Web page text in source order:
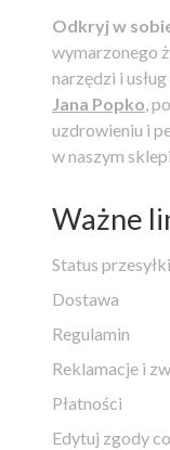
Odkryj w
wymarzonego
narzędzi i
Jana Popko,
uzdrowieniu i
w naszym
Ważne
Status przesyłki
Dostawa
Regulamin
Reklamacje i
Płatności
Edytuj zgody